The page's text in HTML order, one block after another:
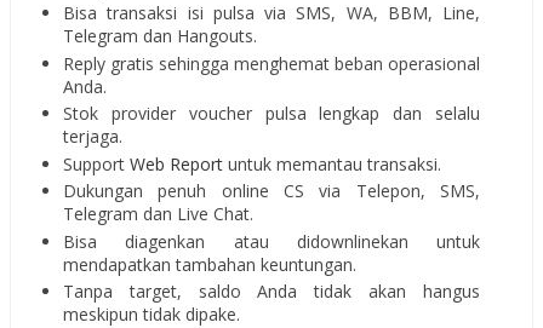
Bisa transaksi isi pulsa via SMS, WA, BBM, Line,
Telegram dan Hangouts.
Reply gratis sehingga menghemat beban operasional
Anda.
Stok provider voucher pulsa lengkap dan selalu
terjaga.
Support Web Report untuk memantau transaksi.
Dukungan penuh online CS via Telepon, SMS,
Telegram dan Live Chat.
Bisa diagenkan atau didownlinekan untuk
mendapatkan tambahan keuntungan.
Tanpa target, saldo Anda tidak akan hangus
meskipun tidak dipake.